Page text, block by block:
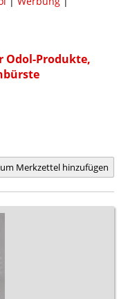
Odol-Produkte,
Merkzettel hinzufügen